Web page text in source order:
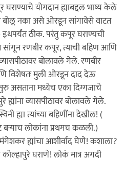
योगदान ह्याबद्दल भाष्य केले
बोलू नका असे ओरडून सांगावेसे वाटत
ठीक. परंतु कपूर घराण्यची
रणबीर कपूर, त्याची बहिण आणि
बोलावले गेले. रणबीर
विशेषतः मुली ओरडून दाद देऊ
असताना मध्येच एका दिग्गजाचे
ह्यांना व्यासपीठावर बोलावले गेले.
ह्या त्यांच्या बहिणींना देखील! (
बऱ्याच लोकांना प्रथमच कळली.)
ह्यांचा आशीर्वाद घेणे! कशाला?
घराणे! लोकं मात्र अगदी